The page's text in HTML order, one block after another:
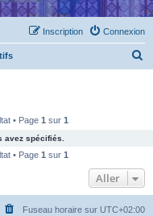
Connexion
Inscription
c
e
• Page 1 sur 1
avez spécifiés.
• Page 1 sur 1
Aller
Fuseau horaire sur UTC+02:00